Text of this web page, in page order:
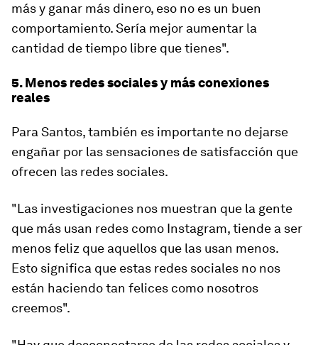
más y ganar más dinero, eso no es un buen
comportamiento. Sería mejor aumentar la
cantidad de tiempo libre que tienes".
5. Menos redes sociales y más conexiones
reales
Para Santos, también es importante no dejarse
engañar por las sensaciones de satisfacción que
ofrecen las redes sociales.
"Las investigaciones nos muestran que la gente
que más usan redes como Instagram, tiende a ser
menos feliz que aquellos que las usan menos.
Esto significa que estas redes sociales no nos
están haciendo tan felices como nosotros
creemos".